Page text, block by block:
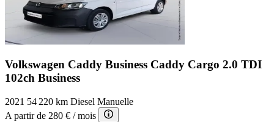
Volkswagen Caddy Business Caddy Cargo 2.0 TDI
102ch Business
2021 54 220 km Diesel Manuelle
A partir de 280 € / mois